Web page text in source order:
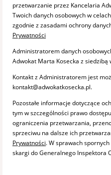
przetwarzanie przez Kancelaria
Twoich danych osobowych w
zgodnie z zasadami ochrony
Prywatności
Administratorem danych
Adwokat Marta Kosecka z siedzibą
Kontakt z Administratorem jest
kontakt@adwokatkosecka.pl.
Pozostałe informacje dotyczące
tym w szczególności prawo
ograniczenia przetwarzania,
sprzeciwu na dalsze ich
Prywatności. W sprawach
skargi do Generalnego Inspektora